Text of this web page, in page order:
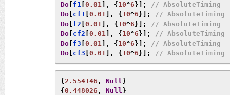
Do f1 0.01 ], { 10^6 }];
// AbsoluteTiming
Do cf1 0.01 ], { 10^6 }];
// AbsoluteTiming
Do f2 0.01 ], { 10^6 }];
// AbsoluteTiming
Do cf2 0.01 ], { 10^6 }];
// AbsoluteTiming
Do f3 0.01 ], { 10^6 }];
// AbsoluteTiming
Do cf3 0.01 ], { 10^6 }]; // AbsoluteTiming
{ 2.554146 , Null }
{ 0.448026 , Null }